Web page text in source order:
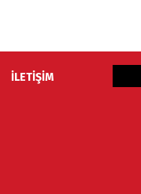
İLETİŞİM